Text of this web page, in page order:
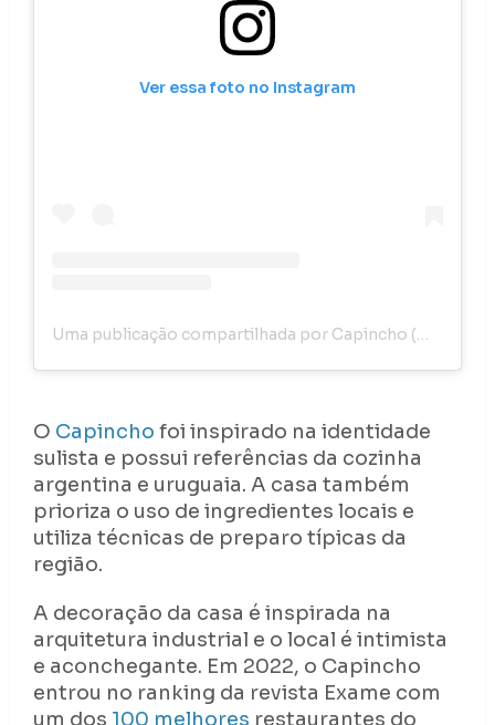
Ver essa foto no Instagram
Uma publicação compartilhada por Capincho (@capinchorestaurante)
O Capincho foi inspirado na identidade
sulista e possui referências da cozinha
argentina e uruguaia. A casa também
prioriza o uso de ingredientes locais e
utiliza técnicas de preparo típicas da
região.
A decoração da casa é inspirada na
arquitetura industrial e o local é intimista
e aconchegante. Em 2022, o Capincho
entrou no ranking da revista Exame com
um dos 100 melhores restaurantes do